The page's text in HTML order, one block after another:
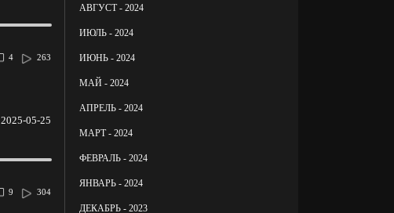
263
4
2025-05-25
304
9
АВГУСТ - 2024
ИЮЛЬ - 2024
ИЮНЬ - 2024
МАЙ - 2024
АПРЕЛЬ - 2024
МАРТ - 2024
ФЕВРАЛЬ - 2024
ЯНВАРЬ - 2024
ДЕКАБРЬ - 2023